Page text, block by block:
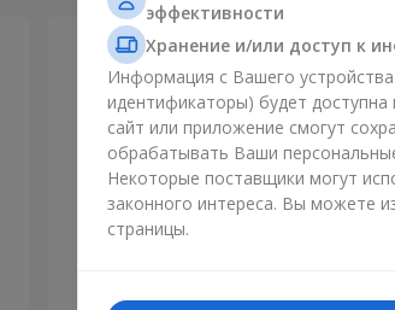
эффективности
Хранение и/или доступ к
Информация с Вашего
идентификаторы) будет
сайт или приложение смогут
обрабатывать Ваши
Некоторые поставщики могут
законного интереса. Вы можете
страницы.